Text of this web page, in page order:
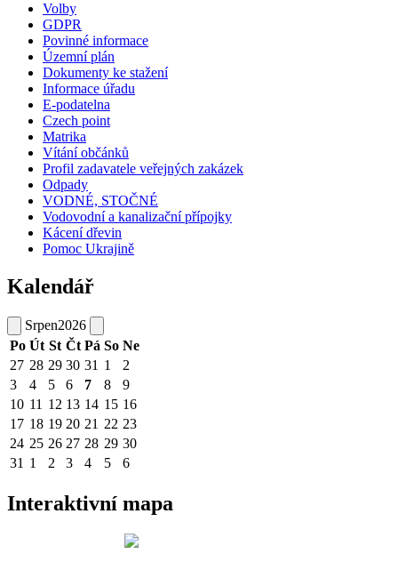
Volby
GDPR
Povinné informace
Územní plán
Dokumenty ke stažení
Informace úřadu
E-podatelna
Czech point
Matrika
Vítání občánků
Profil zadavatele veřejných zakázek
Odpady
VODNÉ, STOČNÉ
Vodovodní a kanalizační přípojky
Kácení dřevin
Pomoc Ukrajině
Kalendář
Srpen2026
Po Út St Čt Pá So Ne
27 28 29 30 31 1
2
3
4 5 6 7 8
9
10 11 12 13 14 15 16
17 18 19 20 21 22 23
24 25 26 27 28 29 30
31 1 2 3 4 5 6
Interaktivní mapa